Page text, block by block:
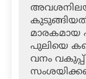
മാരകമായ
പുലിയെ
വനം